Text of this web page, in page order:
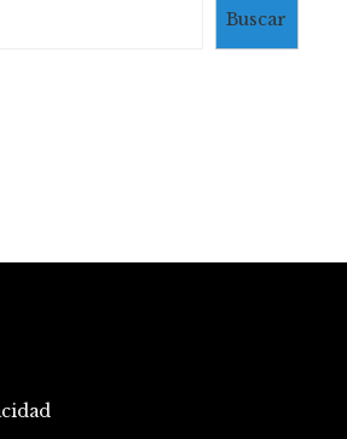
Buscar